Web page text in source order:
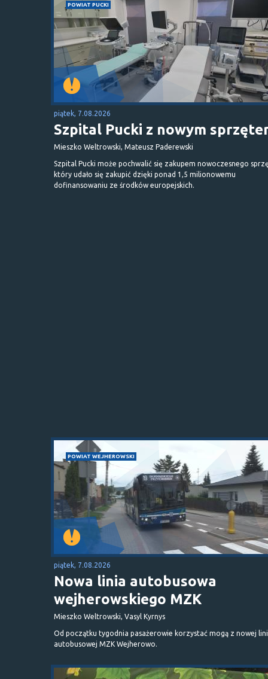
POWIAT PUCKI
piątek, 7.08.2026
Szpital Pucki z nowym
Mieszko Weltrowski, Mateusz Paderewski
Szpital Pucki może pochwalić się zakupem nowoczesnego
który udało się zakupić dzięki ponad 1,5 milionowemu
dofinansowaniu ze środków europejskich.
POWIAT WEJHEROWSKI
piątek, 7.08.2026
Nowa linia autobusowa
wejherowskiego MZK
Mieszko Weltrowski, Vasyl Kyrnys
Od początku tygodnia pasażerowie korzystać mogą z nowej
autobusowej MZK Wejherowo.